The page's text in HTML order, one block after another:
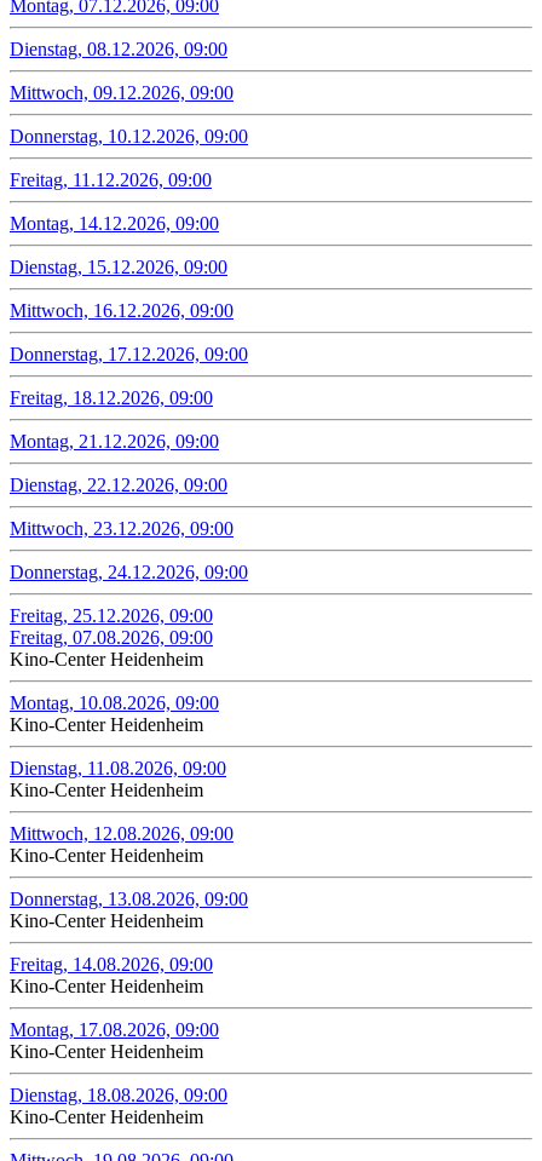
Montag, 07.12.2026, 09:00
Dienstag, 08.12.2026, 09:00
Mittwoch, 09.12.2026, 09:00
Donnerstag, 10.12.2026, 09:00
Freitag, 11.12.2026, 09:00
Montag, 14.12.2026, 09:00
Dienstag, 15.12.2026, 09:00
Mittwoch, 16.12.2026, 09:00
Donnerstag, 17.12.2026, 09:00
Freitag, 18.12.2026, 09:00
Montag, 21.12.2026, 09:00
Dienstag, 22.12.2026, 09:00
Mittwoch, 23.12.2026, 09:00
Donnerstag, 24.12.2026, 09:00
Freitag, 25.12.2026, 09:00
Freitag, 07.08.2026, 09:00
Kino-Center Heidenheim
Montag, 10.08.2026, 09:00
Kino-Center Heidenheim
Dienstag, 11.08.2026, 09:00
Kino-Center Heidenheim
Mittwoch, 12.08.2026, 09:00
Kino-Center Heidenheim
Donnerstag, 13.08.2026, 09:00
Kino-Center Heidenheim
Freitag, 14.08.2026, 09:00
Kino-Center Heidenheim
Montag, 17.08.2026, 09:00
Kino-Center Heidenheim
Dienstag, 18.08.2026, 09:00
Kino-Center Heidenheim